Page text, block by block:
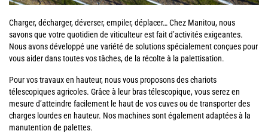
Charger, décharger, déverser, empiler, déplacer… Chez Manitou, nous
savons que votre quotidien de viticulteur est fait d’activités exigeantes.
Nous avons développé une variété de solutions spécialement conçues pour
vous aider dans toutes vos tâches, de la récolte à la palettisation.
Pour vos travaux en hauteur, nous vous proposons des chariots
télescopiques agricoles. Grâce à leur bras télescopique, vous serez en
mesure d’atteindre facilement le haut de vos cuves ou de transporter des
charges lourdes en hauteur. Nos machines sont également adaptées à la
manutention de palettes.